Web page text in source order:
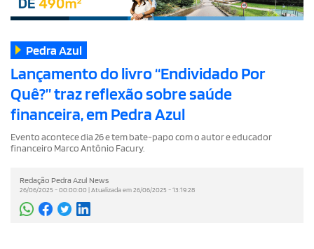
Pedra Azul
Lançamento do livro “Endividado Por
Quê?” traz reflexão sobre saúde
financeira, em Pedra Azul
Evento acontece dia 26 e tem bate-papo com o autor e educador
financeiro Marco Antônio Facury.
Redação Pedra Azul News
26/06/2025 - 00:00:00 | Atualizada em 26/06/2025 - 13:19:28